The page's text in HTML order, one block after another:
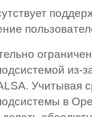
из-
. Учитывая
в